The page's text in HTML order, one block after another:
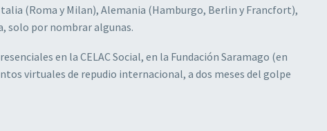
(Roma y Milan), Alemania (Hamburgo, Berlin y Francfort),
solo por nombrar algunas.
en la CELAC Social, en la Fundación Saramago (en
virtuales de repudio internacional, a dos meses del golpe